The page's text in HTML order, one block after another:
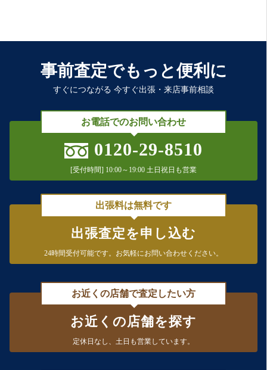
事前査定でもっと便利に
すぐにつながる 今すぐ出張・来店事前相談
お電話でのお問い合わせ
0120-29-8510
[受付時間] 10:00～19:00 土日祝日も営業
出張料は無料です
出張査定を申し込む
24時間受付可能です。 お気軽にお問い合わせください。
お近くの店舗で査定したい方
お近くの店舗を探す
定休日なし、 土日も営業しています。